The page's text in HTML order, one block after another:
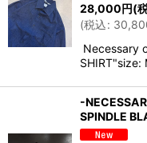
28,000円(
(税込:
Necessary
-
SPINDLE